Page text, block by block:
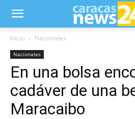
Inicio Nacionales
Nacionales
En una bolsa
cadáver de una
Maracaibo